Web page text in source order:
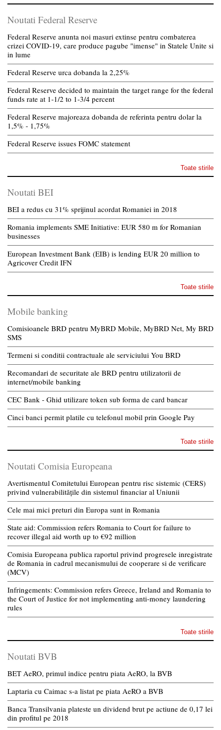
Noutati Federal Reserve
Federal Reserve anunta noi masuri extinse pentru combaterea
crizei COVID-19, care produce pagube "imense" in Statele Unite si
in lume
Federal Reserve urca dobanda la 2,25%
Federal Reserve decided to maintain the target range for the federal
funds rate at 1-1/2 to 1-3/4 percent
Federal Reserve majoreaza dobanda de referinta pentru dolar la
1,5% - 1,75%
Federal Reserve issues FOMC statement
Toate stirile
Noutati BEI
BEI a redus cu 31% sprijinul acordat Romaniei in 2018
Romania implements SME Initiative: EUR 580 m for Romanian
businesses
European Investment Bank (EIB) is lending EUR 20 million to
Agricover Credit IFN
Toate stirile
Mobile banking
Comisioanele BRD pentru MyBRD Mobile, MyBRD Net, My BRD
SMS
Termeni si conditii contractuale ale serviciului You BRD
Recomandari de securitate ale BRD pentru utilizatorii de
internet/mobile banking
CEC Bank - Ghid utilizare token sub forma de card bancar
Cinci banci permit platile cu telefonul mobil prin Google Pay
Toate stirile
Noutati Comisia Europeana
Avertismentul Comitetului European pentru risc sistemic (CERS)
privind vulnerabilitățile din sistemul financiar al Uniunii
Cele mai mici preturi din Europa sunt in Romania
State aid: Commission refers Romania to Court for failure to
recover illegal aid worth up to €92 million
Comisia Europeana publica raportul privind progresele inregistrate
de Romania in cadrul mecanismului de cooperare si de verificare
(MCV)
Infringements: Commission refers Greece, Ireland and Romania to
the Court of Justice for not implementing anti-money laundering
rules
Toate stirile
Noutati BVB
BET AeRO, primul indice pentru piata AeRO, la BVB
Laptaria cu Caimac s-a listat pe piata AeRO a BVB
Banca Transilvania plateste un dividend brut pe actiune de 0,17 lei
din profitul pe 2018